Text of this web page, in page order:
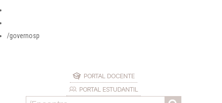
/governosp
PORTAL DOCENTE
PORTAL ESTUDANTIL